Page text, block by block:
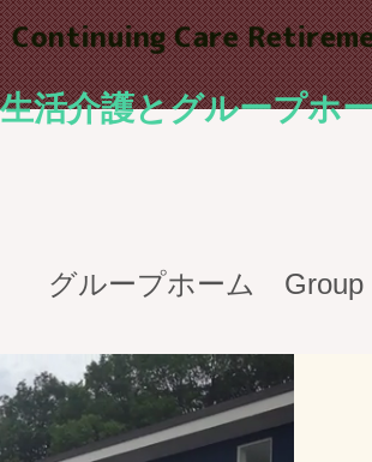
生活介護とグループホ
グループホーム Group